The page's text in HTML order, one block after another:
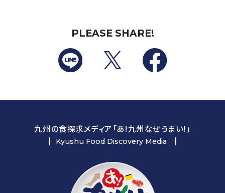
PLEASE SHARE!
九州の食探求メディア「あ!九州なぜうまい!」
Kyushu Food Discovery Media